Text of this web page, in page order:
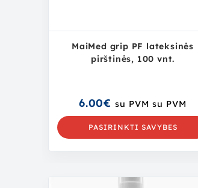
MaiMed grip PF lateksinės
pirštinės, 100 vnt.
6.00€ su PVM su PVM
PASIRINKTI SAVYBES